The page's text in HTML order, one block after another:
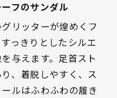
フのサンダル
リッターが煌めくフ
っきりとしたシルエ
与えます。足首スト
、着脱しやすく、ス
ルはふわふわの履き